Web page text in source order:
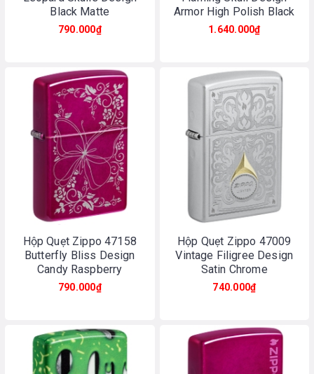
Black Matte
790.000₫
Armor High Polish Black
1.640.000₫
Hộp Quẹt Zippo 47158
Butterfly Bliss Design
Candy Raspberry
790.000₫
Hộp Quẹt Zippo 47009
Vintage Filigree Design
Satin Chrome
740.000₫